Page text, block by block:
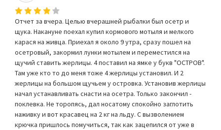
Отчет за вчера. Целью вчерашней рыбалки был осетр и
щука. Накануне поехал купил кормового мотыля и мелкого
карася на живца. Приехал я около 9 утра, сразу пошел на
осетровый, закормил лунки мотылем и переместился на
щучий ставить жерлицы. 4 поставил на ямке у букв "ОСТРОВ".
Там уже кто то до меня тоже 4 жерлицы установил. И 2
жерлицы на большом щучьем у островка. Установив жерлицы
начал устанавливать снасти на осетра. Только закончил -
поклевка. Не торопясь, дал носатому спокойно заглотить
наживку и вот красавец на 2 кг на льду. С вызволением
крючка пришлось помучиться, так как зацепился от уже в